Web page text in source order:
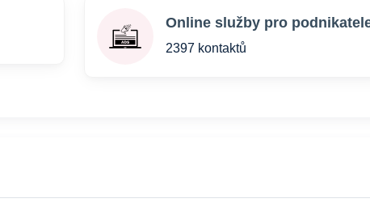
Online služby pro
2397 kontaktů